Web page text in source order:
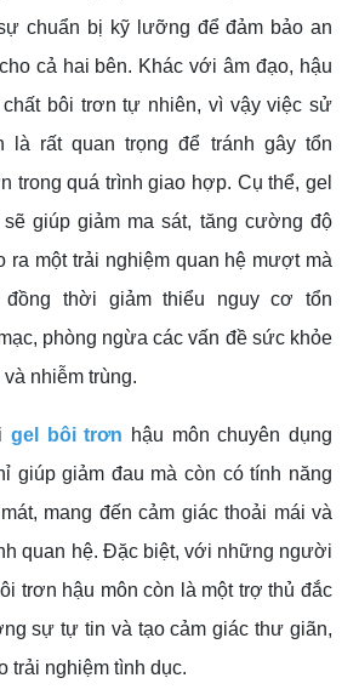
chuẩn bị kỹ lưỡng để đảm bảo an
cả hai bên. Khác với âm đạo, hậu
chất bôi trơn tự nhiên, vì vậy việc sử
là rất quan trọng để tránh gây tổn
trong quá trình giao hợp. Cụ thể, gel
giúp giảm ma sát, tăng cường độ
ra một trải nghiệm quan hệ mượt mà
thời giảm thiểu nguy cơ tổn
phòng ngừa các vấn đề sức khỏe
nhiễm trùng.
gel bôi trơn hậu môn chuyên dụng
giúp giảm đau mà còn có tính năng
mang đến cảm giác thoải mái và
quan hệ. Đặc biệt, với những người
trơn hậu môn còn là một trợ thủ đắc
sự tự tin và tạo cảm giác thư giãn,
trải nghiệm tình dục.